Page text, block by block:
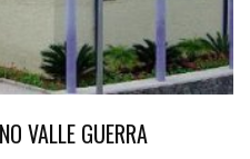
VALLE GUERRA